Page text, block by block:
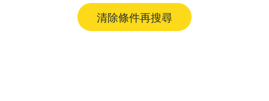
清除條件再搜尋